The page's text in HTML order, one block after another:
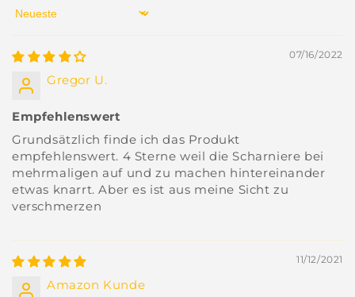
Sort by
07/16/2022
Gregor U.
Empfehlenswert
Grundsätzlich finde ich das Produkt
empfehlenswert. 4 Sterne weil die Scharniere bei
mehrmaligen auf und zu machen hintereinander
etwas knarrt. Aber es ist aus meine Sicht zu
verschmerzen
11/12/2021
Amazon Kunde